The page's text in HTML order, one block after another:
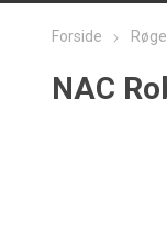
Forside
NAC